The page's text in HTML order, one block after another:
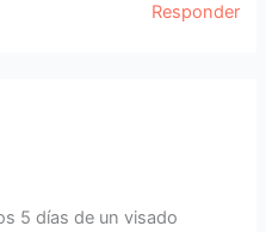
Responder
5 días de un visado